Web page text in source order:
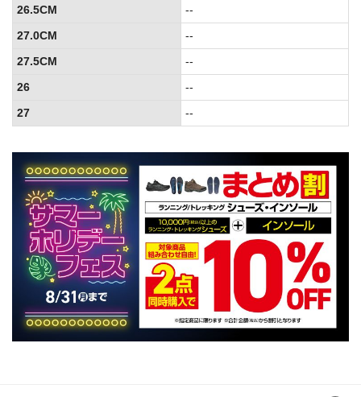
26.5CM
--
27.0CM
--
27.5CM
--
26
--
27
--